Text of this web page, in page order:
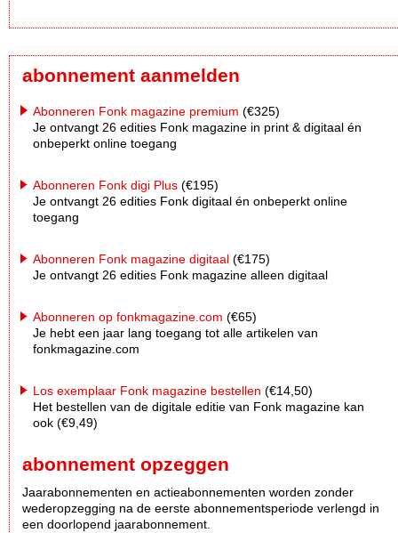
abonnement aanmelden
Abonneren Fonk magazine premium (€325)
Je ontvangt 26 edities Fonk magazine in print & digitaal én
onbeperkt online toegang
Abonneren Fonk digi Plus (€195)
Je ontvangt 26 edities Fonk digitaal én onbeperkt online
toegang
Abonneren Fonk magazine digitaal (€175)
Je ontvangt 26 edities Fonk magazine alleen digitaal
Abonneren op fonkmagazine.com (€65)
Je hebt een jaar lang toegang tot alle artikelen van
fonkmagazine.com
Los exemplaar Fonk magazine bestellen (€14,50)
Het bestellen van de digitale editie van Fonk magazine kan
ook (€9,49)
abonnement opzeggen
Jaarabonnementen en actieabonnementen worden zonder
wederopzegging na de eerste abonnementsperiode verlengd in
een doorlopend jaarabonnement.